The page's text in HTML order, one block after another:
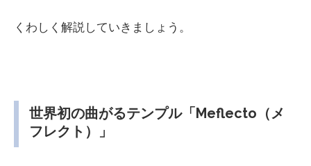
くわしく解説していきましょう。
世界初の曲がるテンプル「Meflecto（メ
フレクト）」